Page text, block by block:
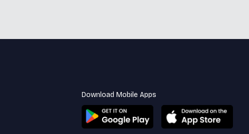
Download Mobile Apps